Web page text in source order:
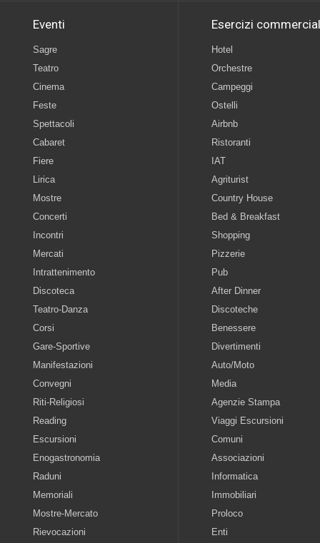
Eventi
Sagre
Teatro
Cinema
Feste
Spettacoli
Cabaret
Fiere
Lirica
Mostre
Concerti
Incontri
Mercati
Intrattenimento
Discoteca
Teatro-Danza
Corsi
Gare-Sportive
Manifestazioni
Convegni
Riti-Religiosi
Reading
Escursioni
Enogastronomia
Raduni
Memoriali
Mostre-Mercato
Rievocazioni
Esercizi
Hotel
Orchestre
Campeggi
Ostelli
Airbnb
Ristoranti
IAT
Agriturist
Country House
Bed & Breakfast
Shopping
Pizzerie
Pub
After Dinner
Discoteche
Benessere
Divertimenti
Auto/Moto
Media
Agenzie Stampa
Viaggi Escursioni
Comuni
Associazioni
Informatica
Immobiliari
Proloco
Enti